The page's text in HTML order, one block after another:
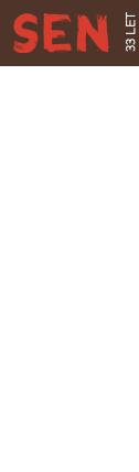
33 LET